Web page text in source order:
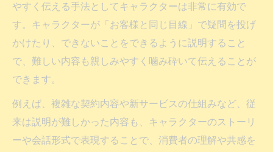
やすく伝える手法としてキャラクターは非常に有効で
す。キャラクターが「お客様と同じ目線」で疑問を投げ
かけたり、できないことをできるように説明すること
で、難しい内容も親しみやすく噛み砕いて伝えることが
できます。
例えば、複雑な契約内容や新サービスの仕組みなど、従
来は説明が難しかった内容も、キャラクターのストーリ
ーや会話形式で表現することで、消費者の理解や共感を